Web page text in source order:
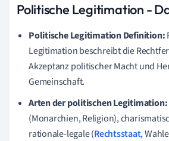
Politische Legitimation -
Politische Legitimation Definition:
Legitimation beschreibt die
Akzeptanz politischer Macht und
Gemeinschaft.
Arten der politischen Legitimation:
(Monarchien, Religion),
rationale-legale (Rechtsstaat,